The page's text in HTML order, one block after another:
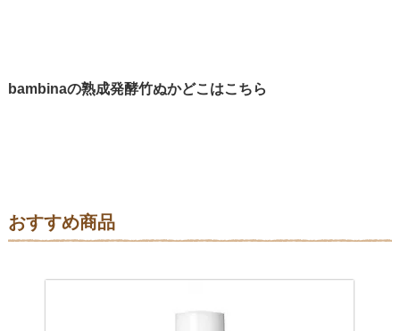
bambinaの熟成発酵竹ぬかどこはこちら
おすすめ商品